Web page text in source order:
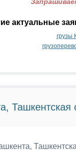
актуальные
грузы
Ташкентская